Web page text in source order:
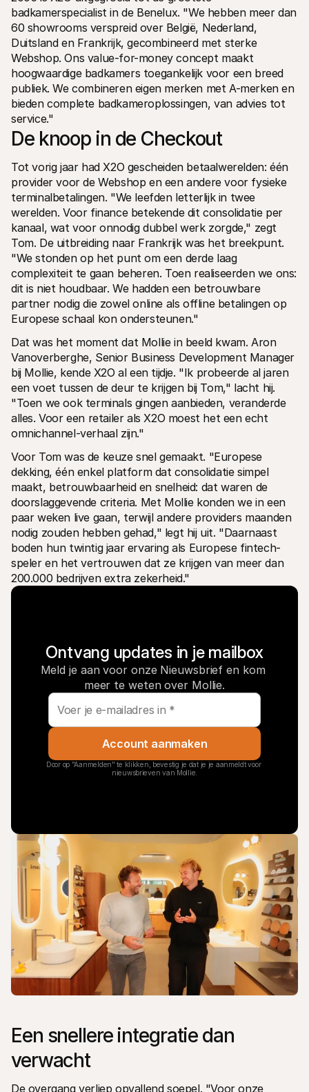
badkamerspecialist in de Benelux. "We hebben meer dan
60 showrooms verspreid over België, Nederland,
Duitsland en Frankrijk, gecombineerd met sterke
Webshop. Ons value-for-money concept maakt
hoogwaardige badkamers toegankelijk voor een breed
publiek. We combineren eigen merken met A-merken en
bieden complete badkameroplossingen, van advies tot
service."
De knoop in de Checkout
Tot vorig jaar had X2O gescheiden betaalwerelden: één
provider voor de Webshop en een andere voor fysieke
terminalbetalingen. "We leefden letterlijk in twee
werelden. Voor finance betekende dit consolidatie per
kanaal, wat voor onnodig dubbel werk zorgde," zegt
Tom. De uitbreiding naar Frankrijk was het breekpunt.
"We stonden op het punt om een derde laag
complexiteit te gaan beheren. Toen realiseerden we ons:
dit is niet houdbaar. We hadden een betrouwbare
partner nodig die zowel online als offline betalingen op
Europese schaal kon ondersteunen."
Dat was het moment dat Mollie in beeld kwam. Aron
Vanoverberghe, Senior Business Development Manager
bij Mollie, kende X2O al een tijdje. "Ik probeerde al jaren
een voet tussen de deur te krijgen bij Tom," lacht hij.
"Toen we ook terminals gingen aanbieden, veranderde
alles. Voor een retailer als X2O moest het een echt
omnichannel-verhaal zijn."
Voor Tom was de keuze snel gemaakt. "Europese
dekking, één enkel platform dat consolidatie simpel
maakt, betrouwbaarheid en snelheid: dat waren de
doorslaggevende criteria. Met Mollie konden we in een
paar weken live gaan, terwijl andere providers maanden
nodig zouden hebben gehad," legt hij uit. "Daarnaast
boden hun twintig jaar ervaring als Europese fintech-
speler en het vertrouwen dat ze krijgen van meer dan
200.000 bedrijven extra zekerheid."
Ontvang updates in je mailbox
Meld je aan voor onze Nieuwsbrief en kom
meer te weten over Mollie.
Account aanmaken
Door op "Aanmelden" te klikken, bevestig je dat je je aanmeldt voor
nieuwsbrieven van Mollie.
Een snellere integratie dan
verwacht
De overgang verliep opvallend soepel. "Voor onze